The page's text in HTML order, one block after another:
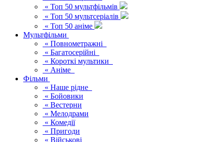
« Топ 50 мультфільмів
« Топ 50 мультсеріалів
« Топ 50 аніме
Мультфільми
« Повнометражні
« Багатосерійні
« Короткі мультики
« Аніме
Фільми
« Наше рідне
« Бойовики
« Вестерни
« Мелодрами
« Комедії
« Пригоди
« Військові